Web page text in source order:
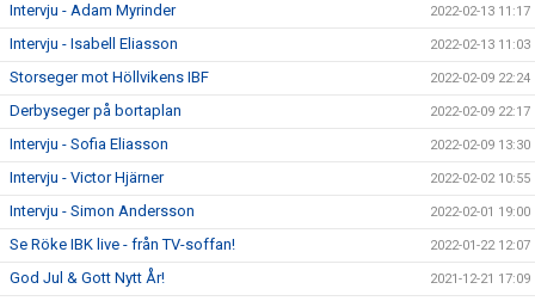
Intervju - Adam Myrinder 2022-02-13 11:17
Intervju - Isabell Eliasson 2022-02-13 11:03
Storseger mot Höllvikens IBF 2022-02-09 22:24
Derbyseger på bortaplan 2022-02-09 22:17
Intervju - Sofia Eliasson 2022-02-09 13:30
Intervju - Victor Hjärner 2022-02-02 10:55
Intervju - Simon Andersson 2022-02-01 19:00
Se Röke IBK live - från TV-soffan! 2022-01-22 12:07
God Jul & Gott Nytt År! 2021-12-21 17:09